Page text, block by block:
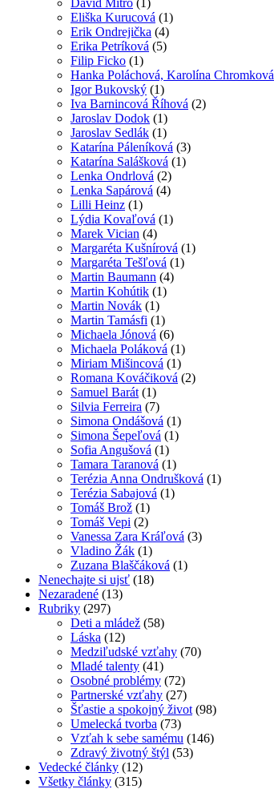
Eliška Kurucová (1)
Erik Ondrejička (4)
Erika Petríková (5)
Filip Ficko (1)
Hanka Poláchová, Karolína Chromková
Igor Bukovský (1)
Iva Barnincová Říhová (2)
Jaroslav Dodok (1)
Jaroslav Sedlák (1)
Katarína Páleníková (3)
Katarína Salášková (1)
Lenka Ondrlová (2)
Lenka Sapárová (4)
Lilli Heinz (1)
Lýdia Kovaľová (1)
Marek Vician (4)
Margaréta Kušnírová (1)
Margaréta Tešľová (1)
Martin Baumann (4)
Martin Kohútik (1)
Martin Novák (1)
Martin Tamásfi (1)
Michaela Jónová (6)
Michaela Poláková (1)
Miriam Mišincová (1)
Romana Kováčiková (2)
Samuel Barát (1)
Silvia Ferreira (7)
Simona Ondášová (1)
Simona Šepeľová (1)
Sofia Angušová (1)
Tamara Taranová (1)
Terézia Anna Ondrušková (1)
Terézia Sabajová (1)
Tomáš Brož (1)
Tomáš Vepi (2)
Vanessa Zara Kráľová (3)
Vladino Žák (1)
Zuzana Blaščáková (1)
Nenechajte si ujsť (18)
Nezaradené (13)
Rubriky (297)
Deti a mládež (58)
Láska (12)
Medziľudské vzťahy (70)
Mladé talenty (41)
Osobné problémy (72)
Partnerské vzťahy (27)
Šťastie a spokojný život (98)
Umelecká tvorba (73)
Vzťah k sebe samému (146)
Zdravý životný štýl (53)
Vedecké články (12)
Všetky články (315)